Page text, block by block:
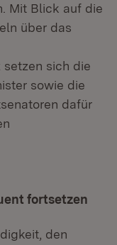
Mit Blick auf die
über das
sich die
sowie die
dafür
fortsetzen
den